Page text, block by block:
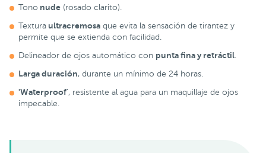
Tono nude (rosado clarito).
Textura ultracremosa que evita la sensación de tirantez y
permite que se extienda con facilidad.
Delineador de ojos automático con punta fina y retráctil.
Larga duración, durante un mínimo de 24 horas.
'Waterproof', resistente al agua para un maquillaje de ojos
impecable.